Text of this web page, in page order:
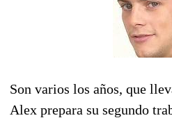
Son varios los años, que
Alex prepara su segundo